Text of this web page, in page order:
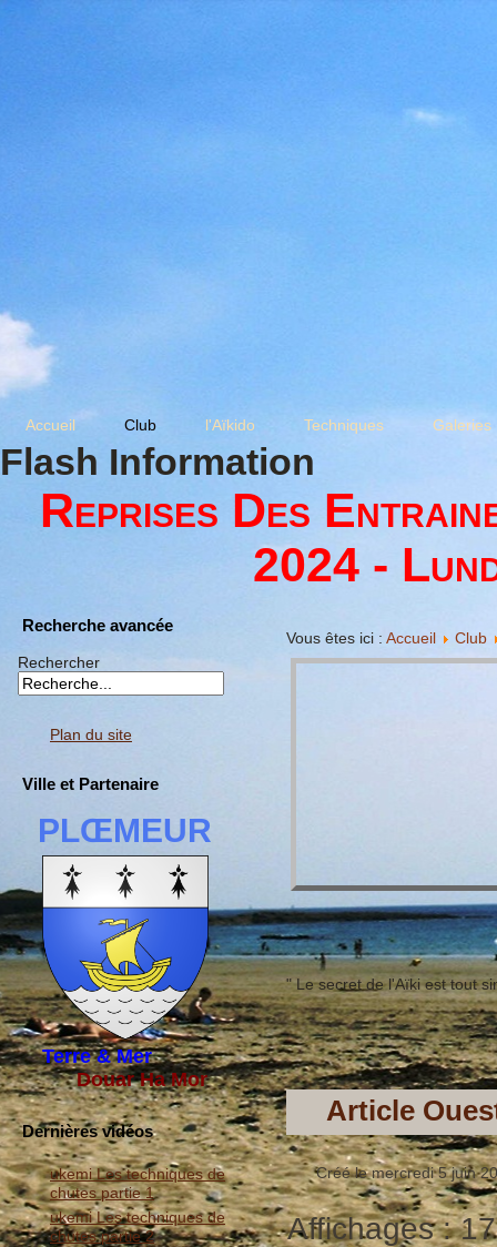
Accueil Club l'Aïkido Techniques Galeries
Flash Information
Reprises Des
2024 -
Recherche avancée
Rechercher
Plan du site
Ville et Partenaire
PLŒMEUR
Terre & Mer
Douar Ha Mor
Dernières vidéos
ukemi Les techniques de
chutes partie 1
ukemi Les techniques de
chutes partie 2
Vous êtes ici : Accueil Club
" Le secret de l'Aïki est tout
Article
Créé le mercredi 5 juin
Affichages :